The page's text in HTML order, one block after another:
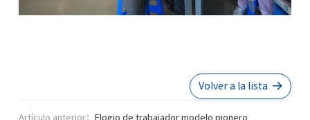
Volver a la lista
Artículo anterior： Elogio de trabajador modelo pionero